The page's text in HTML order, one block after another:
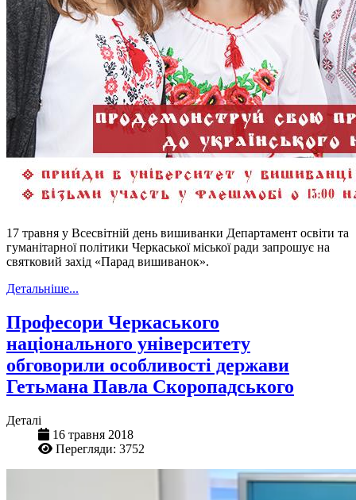
17 травня у Всесвітній день вишиванки Департамент освіти та
гуманітарної політики Черкаської міської ради запрошує на
святковий захід «Парад вишиванок».
Детальніше...
Професори Черкаського
національного університету
обговорили особливості держави
Гетьмана Павла Скоропадського
Деталі
16 травня 2018
Перегляди: 3752